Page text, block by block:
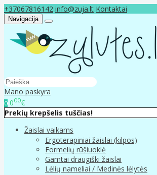
+37067816142 info@zuja.lt Kontaktai
Navigacija
Mano paskyra
0 000€
Prekių krepšelis tuščias!
Žaislai vaikams
Ergoterapiniai žaislai (kilpos)
Formelių rūšiuoklė
Gamtai draugiški žaislai
Lėlių nameliai / Medinės lėlytės